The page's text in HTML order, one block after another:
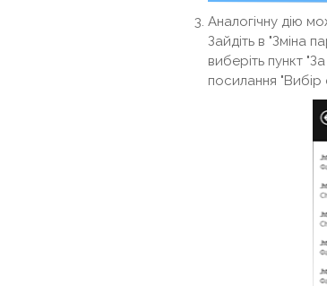
Аналогічну дію
Зайдіть в "Зміна
виберіть пункт
посилання "Вибір